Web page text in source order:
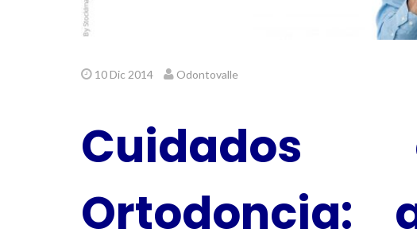
10 Dic 2014 Odontovalle
Ortodoncia: